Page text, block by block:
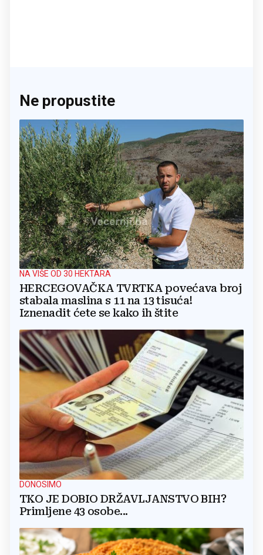
Ne propustite
NA VIŠE OD 30 HEKTARA
HERCEGOVAČKA TVRTKA povećava broj
stabala maslina s 11 na 13 tisuća!
Iznenadit ćete se kako ih štite
DONOSIMO
TKO JE DOBIO DRŽAVLJANSTVO BIH?
Primljene 43 osobe...